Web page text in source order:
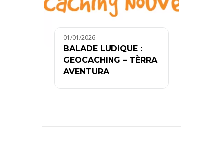
01/01/2026
BALADE LUDIQUE :
GEOCACHING – TÈRRA
AVENTURA